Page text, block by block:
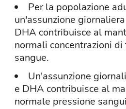
Per la popolazione
un'assunzione
DHA contribuisce al
normali concentrazioni
sangue.
Un'assunzione
e DHA contribuisce al
normale pressione